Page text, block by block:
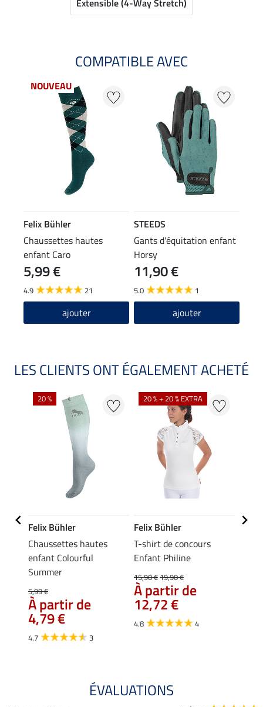
Extensible (4-Way Stretch)
COMPATIBLE AVEC
NOUVEAU
Felix Bühler
Chaussettes hautes
enfant Caro
5,99 €
4.9 21
ajouter
STEEDS
Gants d'équitation enfant
Horsy
11,90 €
5.0 1
ajouter
LES CLIENTS ONT ÉGALEMENT ACHETÉ
20 %
Felix Bühler
Chaussettes hautes
enfant Colourful
Summer
5,99 €
À partir de
4,79 €
4.7 3
20 % + 20 % EXTRA
Felix Bühler
T-shirt de concours
Enfant Philine
15,90 €19,90 €
À partir de
12,72 €
4.8 4
Felix
ÉVALUATIONS